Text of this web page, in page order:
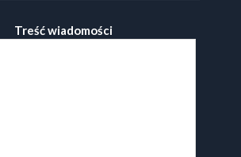
Treść wiadomości